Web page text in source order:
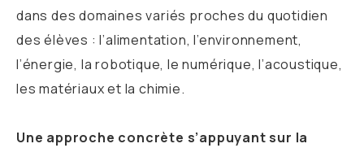
dans des domaines variés proches du quotidien
des élèves : l’alimentation, l’environnement,
l’énergie, la robotique, le numérique, l’acoustique,
les matériaux et la chimie.
Une approche concrète s’appuyant sur la